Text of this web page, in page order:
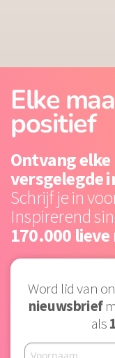
Elke
positief
Ontvang
versgelegde
Schrijf je in
Inspirerend
170.000 lieve
Word lid van
nieuwsbrief
als